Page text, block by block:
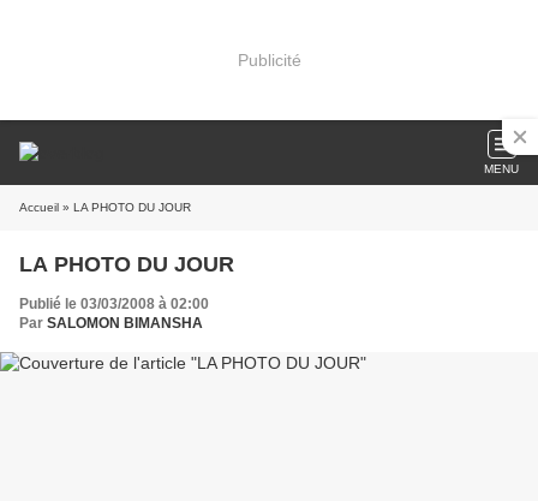
Publicité
MENU
Accueil » LA PHOTO DU JOUR
LA PHOTO DU JOUR
Publié le 03/03/2008 à 02:00
Par SALOMON BIMANSHA